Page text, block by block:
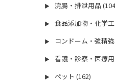
▶ 浣腸・排泄用品
▶ 食品添加物・化学
▶ コンドーム・強精
▶ 看護・診察・医療
▶ ペット (162)